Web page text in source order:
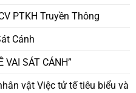
PTKH Truyền Thông
Cánh
VAI SÁT CÁNH”
vật Việc tử tế tiêu biểu và